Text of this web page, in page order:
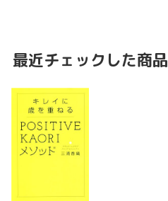
最近チェックした商品